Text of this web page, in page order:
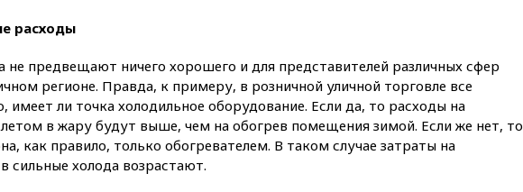
внесен законопроект об
отмене ЕГЭ
вчера, 19:50Аэропорты Сочи и
Ярославля приостановили
работу
расходы
не предвещают ничего хорошего и для представителей различных сфер
регионе. Правда, к примеру, в розничной уличной торговле все
имеет ли точка холодильное оборудование. Если да, то расходы на
летом в жару будут выше, чем на обогрев помещения зимой. Если же нет, то
как правило, только обогревателем. В таком случае затраты на
сильные холода возрастают.